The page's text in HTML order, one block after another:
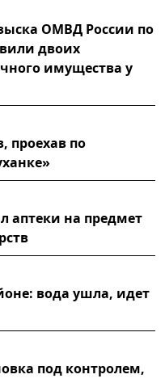
ОМВД России по
двоих
имущества у
проехав по
аптеки на предмет
вода ушла, идет
под контролем,